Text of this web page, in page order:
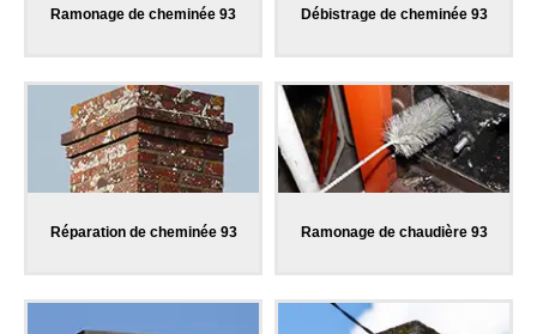
Ramonage de cheminée 93 Débistrage de cheminée 93
Réparation de cheminée 93 Ramonage de chaudière 93